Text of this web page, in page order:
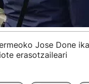
Jose Done
erasotzaileari